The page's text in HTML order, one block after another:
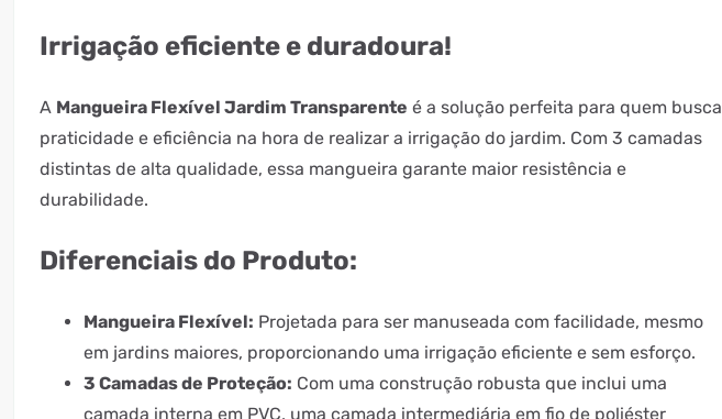
Irrigação eficiente e duradoura!
A Mangueira Flexível Jardim Transparente é a solução perfeita para quem busca
praticidade e eficiência na hora de realizar a irrigação do jardim. Com 3 camadas
distintas de alta qualidade, essa mangueira garante maior resistência e
durabilidade.
Diferenciais do Produto:
Mangueira Flexível: Projetada para ser manuseada com facilidade, mesmo
em jardins maiores, proporcionando uma irrigação eficiente e sem esforço.
3 Camadas de Proteção: Com uma construção robusta que inclui uma
camada interna em PVC, uma camada intermediária em fio de poliéster